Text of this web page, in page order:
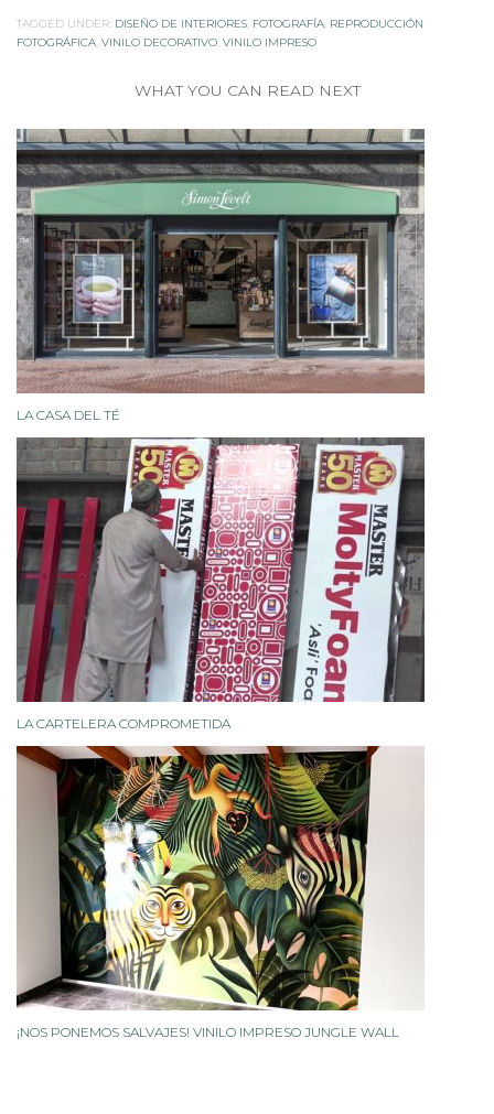
TAGGED UNDER: DISEÑO DE INTERIORES FOTOGRAFÍA REPRODUCCIÓN
FOTOGRÁFICA VINILO DECORATIVO VINILO IMPRESO
WHAT YOU CAN READ NEXT
LA CASA DEL TÉ
LA CARTELERA COMPROMETIDA
¡NOS PONEMOS SALVAJES! VINILO IMPRESO JUNGLE WALL